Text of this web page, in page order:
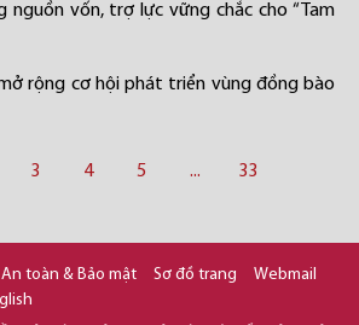
nguồn vốn, trợ lực vững chắc cho “Tam
rộng cơ hội phát triển vùng đồng bào
3 4 5 ... 33
An toàn & Bảo mật Sơ đồ trang
Webmail